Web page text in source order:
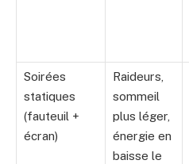
Soirées
statiques
(fauteuil +
écran)
Raideurs,
sommeil
plus léger,
énergie en
baisse le